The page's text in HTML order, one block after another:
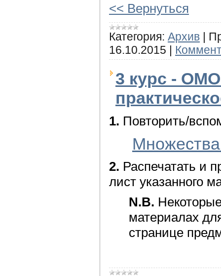
<< Вернуться
Категория: Архив
16.10.2015
3 курс -
1. Повторить/
2. Распечатать и
лист указанного
N.B.
материалах
странице